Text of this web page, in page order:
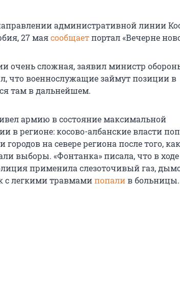
административной линии
27 маясообщаетпортал «Вечерне
очень сложная, заявил министр
что военнослужащие займут позиции в
там в дальнейшем.
армию в состояние максимальной
в регионе: косово-албанские власти
на севере региона после того,
выборы. «Фонтанка» писала, что в ходе
применила слезоточивый газ,
с легкими травмамипопалив больницы.